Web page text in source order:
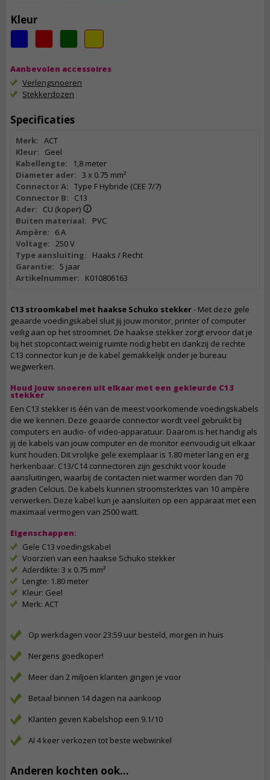
Kleur
Aanbevolen accessoires
Verlengsnoeren
Stekkerdozen
Specificaties
Merk: ACT
Kleur:
Geel
Kabellengte:
1,8 meter
Diameter ader: 3 x 0.75 mm²
Connector A: Type F Hybride (CEE 7/7)
Connector B:
C13
Ader:
CU (koper)
Buiten materiaal:
PVC
Ampère:
6 A
Voltage: 250 V
Type aansluiting:
Haaks / Recht
Garantie: 5 jaar
Artikelnummer:
K010806163
C13 stroomkabel met haakse Schuko stekker- Met deze gele
geaarde voedingskabel sluit jij jouw monitor, printer of computer
veilig aan op het stroomnet. De haakse stekker zorgt ervoor dat je
bij het stopcontact weinig ruimte nodig hebt en dankzij de rechte
C13 connector kun je de kabel gemakkelijk onder je bureau
wegwerken.
Houd jouw snoeren uit elkaar met een gekleurde C13
stekker
Een C13 stekker is één van de meest voorkomende voedingskabels
die we kennen. Deze geaarde connector wordt veel gebruikt bij
computers en audio- of video-apparatuur. Daarom is het handig als
jij de kabels van jouw computer en de monitor eenvoudig uit elkaar
kunt houden. Dit vrolijke gele exemplaar is 1.80 meter lang en erg
herkenbaar. C13/C14 connectoren zijn geschikt voor koude
aansluitingen, waarbij de contacten niet warmer worden dan 70
graden Celcius. De kabels kunnen stroomsterktes van 10 ampère
verwerken. Deze kabel kun je aansluiten op een apparaat met een
maximaal vermogen van 2500 watt.
Eigenschappen:
Gele C13 voedingskabel
Voorzien van een haakse Schuko stekker
Aderdikte: 3 x 0.75 mm²
Lengte: 1.80 meter
Kleur: Geel
Merk: ACT
Op werkdagen voor 23:59 uur besteld, morgen in huis
Nergens goedkoper!
Meer dan 2 miljoen klanten gingen je voor
Betaal binnen 14 dagen na aankoop
Klanten geven Kabelshop een 9.1/10
Al 4 keer verkozen tot beste webwinkel
Anderen kochten ook...